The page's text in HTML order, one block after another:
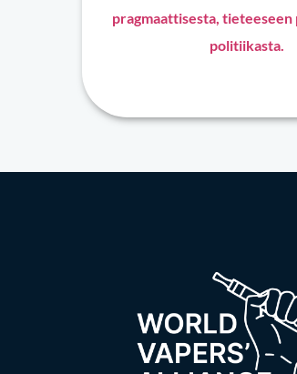
pragmaattisesta,
politiikasta.